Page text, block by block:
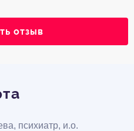
отзыв
психиатр, и.о.